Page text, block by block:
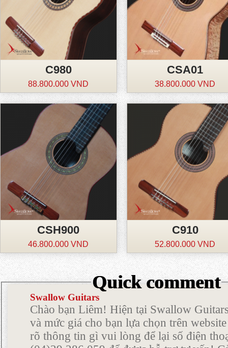
C980
88.800.000 VND
CSA01
38.800.000 VND
CSH900
46.800.000 VND
C910
52.800.000 VND
Quick comment
Swallow Guitars
Chào bạn Liêm! Hiện tại Swallow
và mức giá cho bạn lựa chọn trên
rõ thông tin gì vui lòng để lại số điện